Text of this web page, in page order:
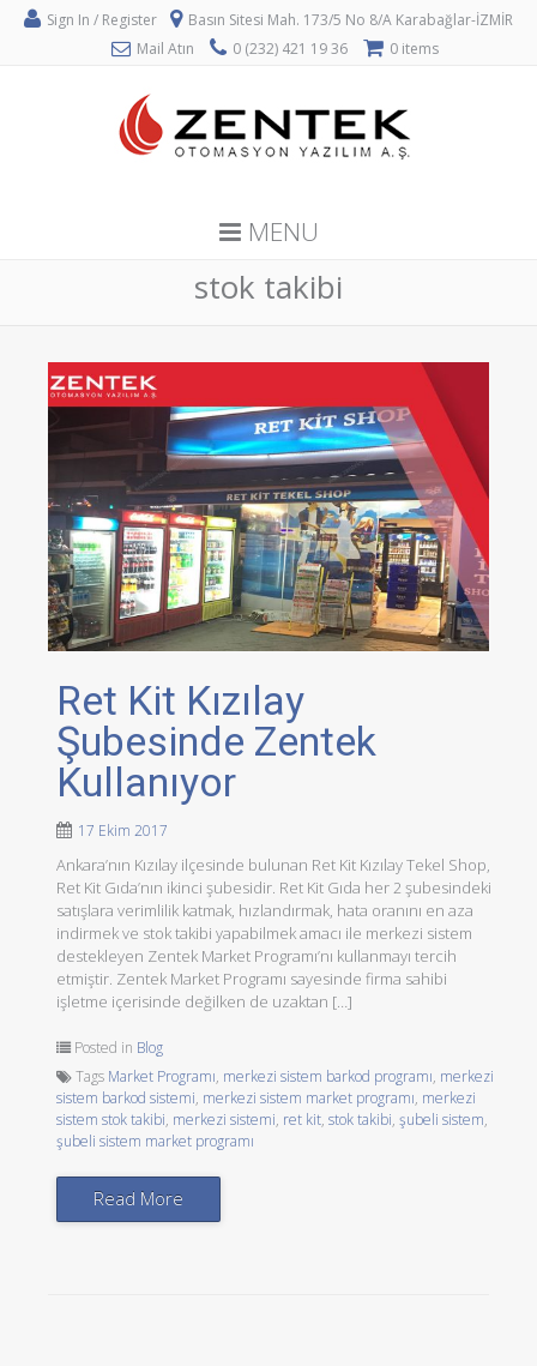
Sign In / Register
Basın Sitesi Mah. 173/5 No 8/A Karabağlar-İZMİR
Mail Atın
0 (232) 421 19 36 0 items
MENU
stok takibi
Ret Kit Kızılay
Şubesinde Zentek
Kullanıyor
17 Ekim 2017
Ankara’nın Kızılay ilçesinde bulunan Ret Kit Kızılay Tekel Shop,
Ret Kit Gıda’nın ikinci şubesidir. Ret Kit Gıda her 2 şubesindeki
satışlara verimlilik katmak, hızlandırmak, hata oranını en aza
indirmek ve stok takibi yapabilmek amacı ile merkezi sistem
destekleyen Zentek Market Programı’nı kullanmayı tercih
etmiştir. Zentek Market Programı sayesinde firma sahibi
işletme içerisinde değilken de uzaktan […]
Posted in Blog
Tags Market Programı, merkezi sistem barkod programı, merkezi
sistem barkod sistemi, merkezi sistem market programı, merkezi
sistem stok takibi, merkezi sistemi, ret kit,stok takibi,şubeli sistem,
şubeli sistem market programı
Read More